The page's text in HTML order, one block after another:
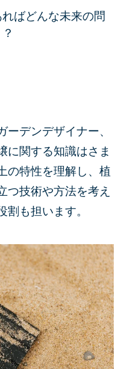
ればどんな未来の問
ーデンデザイナー、
に関する知識はさま
の特性を理解し、植
つ技術や方法を考え
割も担います。